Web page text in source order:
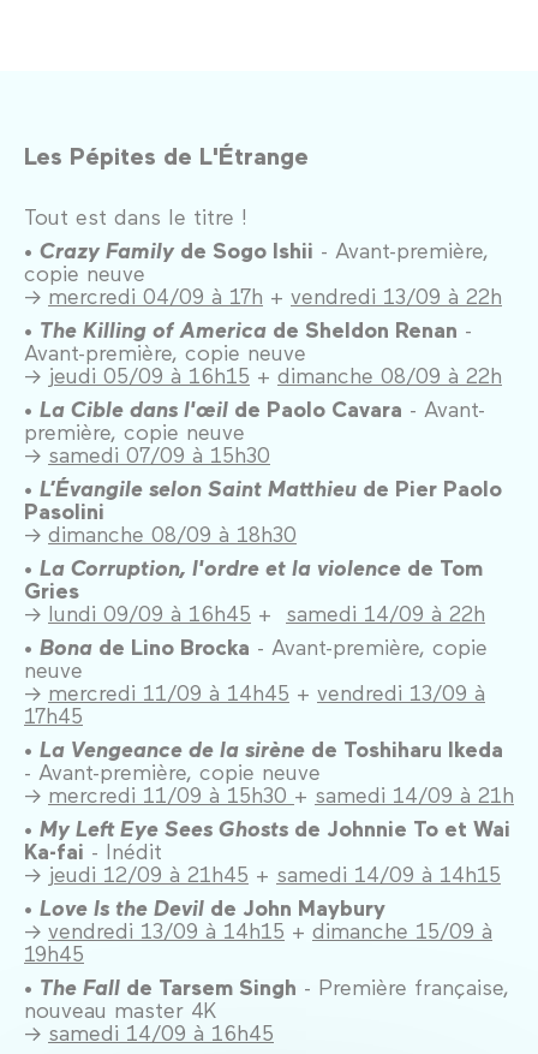
Les Pépites de L'Étrange
Tout est dans le titre !
• Crazy Family de Sogo Ishii - Avant-première,
copie neuve
→ mercredi 04/09 à 17h + vendredi 13/09 à 22h
• The Killing of America de Sheldon Renan -
Avant-première, copie neuve
→ jeudi 05/09 à 16h15 + dimanche 08/09 à 22h
• La Cible dans l'œil de Paolo Cavara - Avant-
première, copie neuve
→ samedi 07/09 à 15h30
• L’Évangile selon Saint Matthieu de Pier Paolo
Pasolini
→ dimanche 08/09 à 18h30
• La Corruption, l'ordre et la violence de Tom
Gries
→ lundi 09/09 à 16h45 + samedi 14/09 à 22h
• Bona de Lino Brocka - Avant-première, copie
neuve
→ mercredi 11/09 à 14h45 + vendredi 13/09 à
17h45
• La Vengeance de la sirène de Toshiharu Ikeda
- Avant-première, copie neuve
→ mercredi 11/09 à 15h30 + samedi 14/09 à 21h
• My Left Eye Sees Ghosts de Johnnie To et Wai
Ka-fai - Inédit
→ jeudi 12/09 à 21h45 + samedi 14/09 à 14h15
• Love Is the Devil de John Maybury
→ vendredi 13/09 à 14h15 + dimanche 15/09 à
19h45
• The Fall de Tarsem Singh - Première française,
nouveau master 4K
→ samedi 14/09 à 16h45